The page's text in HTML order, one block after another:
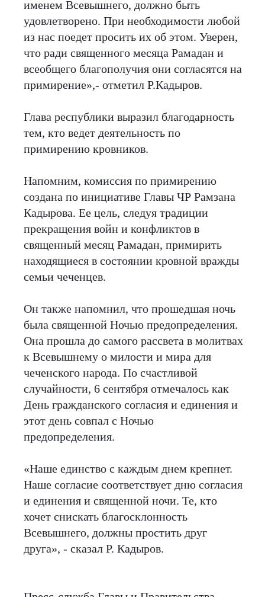
именем Всевышнего, должно быть
удовлетворено. При необходимости любой
из нас поедет просить их об этом. Уверен,
что ради священного месяца Рамадан и
всеобщего благополучия они согласятся на
примирение»,- отметил Р.Кадыров.
Глава республики выразил благодарность
тем, кто ведет деятельность по
примирению кровников.
Напомним, комиссия по примирению
создана по инициативе Главы ЧР Рамзана
Кадырова. Ее цель, следуя традиции
прекращения войн и конфликтов в
священный месяц Рамадан, примирить
находящиеся в состоянии кровной вражды
семьи чеченцев.
Он также напомнил, что прошедшая ночь
была священной Ночью предопределения.
Она прошла до самого рассвета в молитвах
к Всевышнему о милости и мира для
чеченского народа. По счастливой
случайности, 6 сентября отмечалось как
День гражданского согласия и единения и
этот день совпал с Ночью
предопределения.
«Наше единство с каждым днем крепнет.
Наше согласие соответствует дню согласия
и единения и священной ночи. Те, кто
хочет снискать благосклонность
Всевышнего, должны простить друг
друга», - сказал Р. Кадыров.